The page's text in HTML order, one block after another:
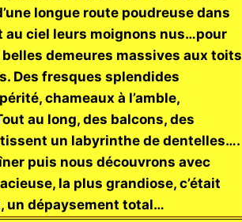
longue route poudreuse dans
au ciel leurs moignons nus…pour
demeures massives aux toits
Des fresques splendides
chameaux à l’amble,
au long, des balcons, des
un labyrinthe de dentelles….
puis nous découvrons avec
la plus grandiose, c’était
un dépaysement total…